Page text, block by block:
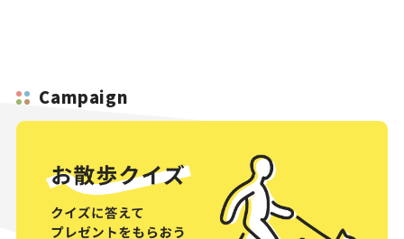
Campaign